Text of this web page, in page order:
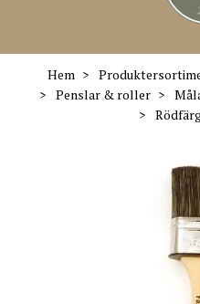
Hem
Penslar & roller